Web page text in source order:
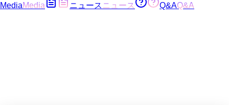
MediaMedia ニュース ニュース Q&AQ&A